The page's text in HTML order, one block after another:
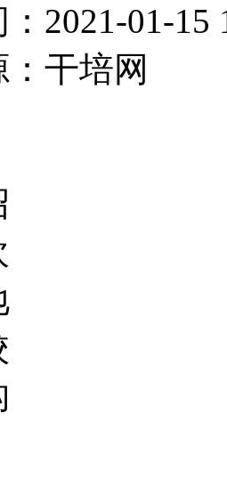
2021-01-15
干培网